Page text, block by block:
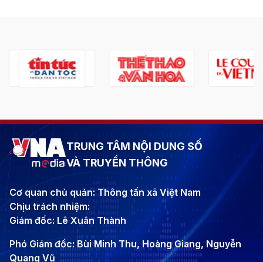
TRUNG TÂM NỘI DUNG SỐ
VÀ TRUYỀN THÔNG
Cơ quan chủ quản: Thông tấn xã Việt Nam
Chịu trách nhiệm:
Giám đốc: Lê Xuân Thành
Phó Giám đốc: Bùi Minh Thu, Hoàng Giang, Nguyễn
Quang Vũ